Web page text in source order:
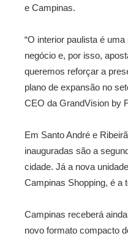
e Campinas.
“O interior paulista é
negócio e, por isso,
queremos reforçar a
plano de expansão no
CEO da GrandVision by
Em Santo André e
inauguradas são a
cidade. Já a nova
Campinas Shopping, é a
Campinas receberá
novo formato compacto